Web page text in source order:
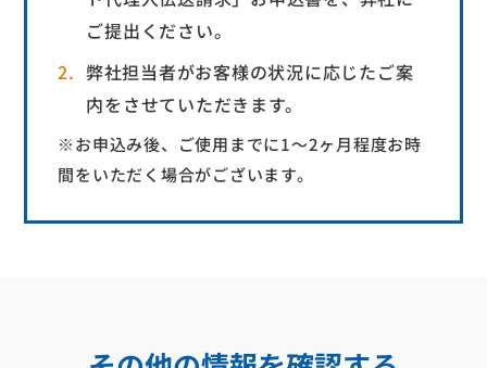
ご提出ください。
弊社担当者がお客様の状況に応じたご案
内をさせていただきます。
※お申込み後、ご使用までに1～2ヶ月程度お時
間をいただく場合がございます。